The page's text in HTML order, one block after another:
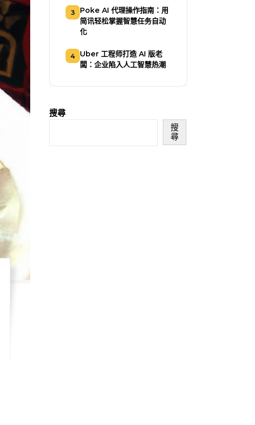
3
Poke AI 代理操作指南：用
简讯轻松掌握智慧任务自动
化
4
Uber 工程师打造 AI 版老
闆：企业陷入人工智慧热潮
搜尋
搜
尋